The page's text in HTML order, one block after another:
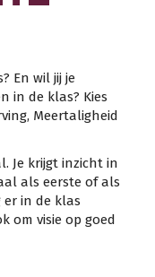
En wil jij je
in de klas? Kies
Meertaligheid
Je krijgt inzicht in
als eerste of als
in de klas
om visie op goed